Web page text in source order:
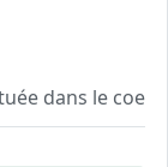
dans le
quartier
des parkings